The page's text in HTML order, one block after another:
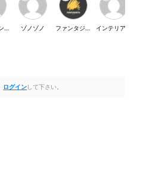
ゾノゾノ
ログインして下さい。